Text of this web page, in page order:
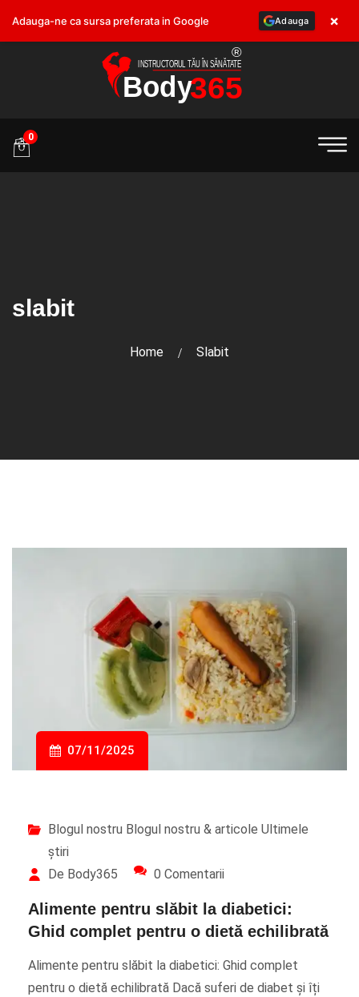
0
slabit
Home Slabit
07/11/2025
Blogul nostru Blogul nostru & articole Ultimele
știri
De Body365
0 Comentarii
Alimente pentru slăbit la diabetici:
Ghid complet pentru o dietă echilibrată
Alimente pentru slăbit la diabetici: Ghid complet
pentru o dietă echilibrată Dacă suferi de diabet și îți
Adauga-ne ca sursa preferata in Google Adauga ×